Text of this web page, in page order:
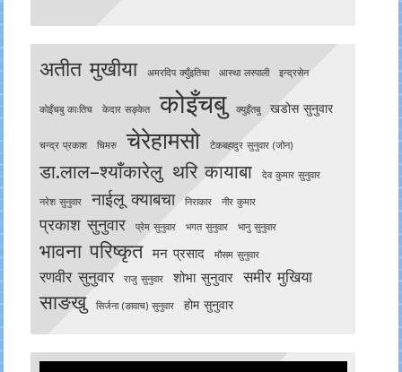
अतीत मुखीया अमरदिप क्युँइतिचा आस्था लस्पाली इन्द्रसेन
काेइँचबु काःतिच केदार सङ्केत कोइँचबु क्युइँतबु खडोस सुनुवार
चन्द्र प्रकाश चिमरु चेरेहामसो टेकबहादुर सुनुवार (जोन)
डा.लाल–श्याँकारेलु थरि कायाबा देव कुमार सुनुवार
नरेश सुनुवार नाईलू क्याबचा निराकार नीर कुमार
प्रकाश सुनुवार प्रेम सुनुवार भगत सुनुवार भानु सुनुवार
भावना परिष्कृत मन प्रसाद मौसम सुनुवार
रणवीर सुनुवार राजु सुनुवार शोभा सुनुवार समीर मुखिया
साङखु सिर्जना (ङावाच) सुनुवार होम सुनुवार